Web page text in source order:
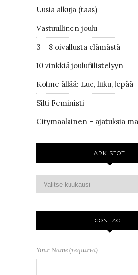
Uusia alkuja (taas)
Vastuullinen joulu
3 + 8 oivallusta elämästä
10 vinkkiä joulufiilistelyyn
Kolme ällää: Lue, liiku, lepää
Silti Feministi
Citymaalainen – ajatuksia
ARKISTOT
CONTACT
Your Name (required)